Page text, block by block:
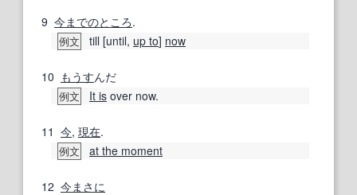
9 今までのところ.
例文 till [until, up to] now
10 もうすんだ
例文 It is over now.
11 今, 現在.
例文 at the moment
12 今まさに